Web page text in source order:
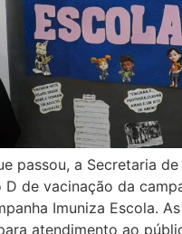
passou, a Secretaria de
D de vacinação da
Imuniza Escola.
atendimento ao